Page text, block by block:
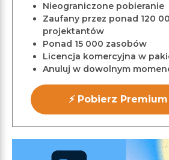
Nieograniczone pobieranie
Zaufany przez ponad 120
projektantów
Ponad 15 000 zasobów
Licencja komercyjna w
Anuluj w dowolnym
⚡ Pobierz Premium